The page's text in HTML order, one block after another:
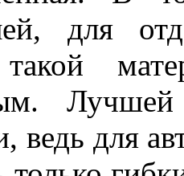
для
ведь для